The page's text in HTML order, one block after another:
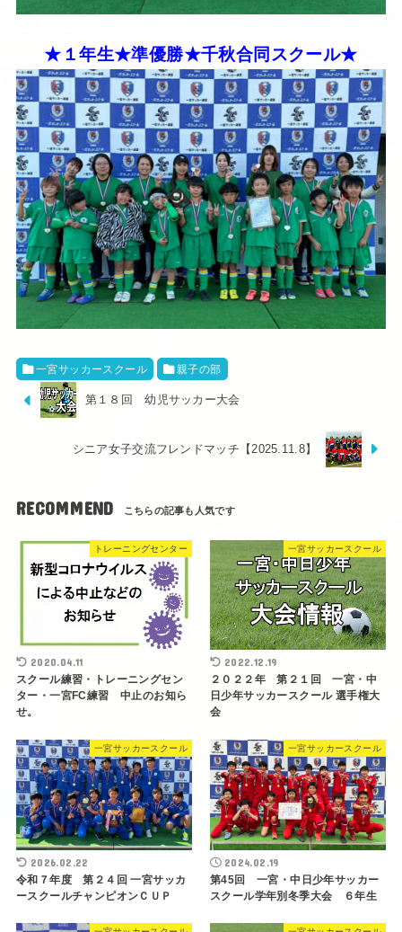
★１年生★準優勝★千秋合同スクール★
一宮サッカースクール 親子の部
第１８回 幼児サッカー大会
シニア女子交流フレンドマッチ【2025.11.8】
RECOMMEND
トレーニングセンター
2020.04.11
スクール練習・トレーニングセン
ター・一宮FC練習 中止のお知ら
せ。
一宮サッカースクール
2022.12.19
２０２２年 第２１回 一宮・中
日少年サッカースクール 選手権大
会
一宮サッカースクール
2026.02.22
令和７年度 第２４回 一宮サッカ
ースクールチャンピオンＣＵＰ
一宮サッカースクール
2024.02.19
第45回 一宮・中日少年サッカー
スクール学年別冬季大会 ６年生